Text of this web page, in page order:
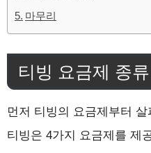
마무리
티빙 요금제 종
먼저 티빙의 요금제부터
티빙은 4가지 요금제를 제